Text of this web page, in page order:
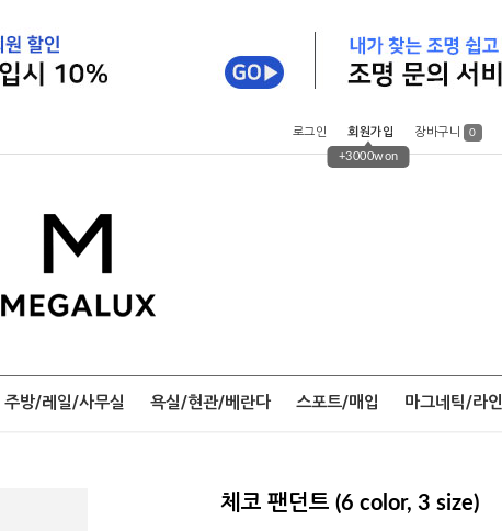
로그인 회원가입
+3000won
장바구니 0
주방/레일/사무실 욕실/현관/베란다 스포트/매입 마그네틱/라인
체코 팬던트 (6 color, 3 size)